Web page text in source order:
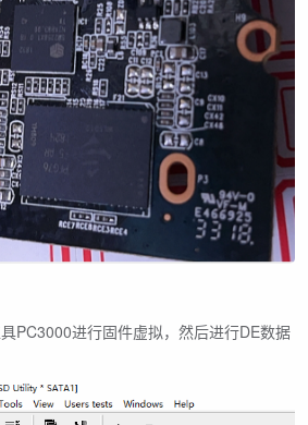
PC3000进行固件虚拟，然后进行DE数据